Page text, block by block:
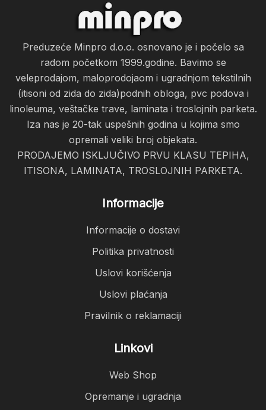
Preduzeće Minpro d.o.o. osnovano je i počelo sa
radom početkom 1999.godine. Bavimo se
veleprodajom, maloprodojaom i ugradnjom tekstilnih
(itisoni od zida do zida)podnih obloga, pvc podova i
linoleuma, veštačke trave, laminata i troslojnih parketa.
Iza nas je 20-tak uspešnih godina u kojima smo
opremali veliki broj objekata.
PRODAJEMO ISKLJUČIVO PRVU KLASU TEPIHA,
ITISONA, LAMINATA, TROSLOJNIH PARKETA.
Informacije
Informacije o dostavi
Politika privatnosti
Uslovi korišćenja
Uslovi plaćanja
Pravilnik o reklamaciji
Linkovi
Web Shop
Opremanje i ugradnja